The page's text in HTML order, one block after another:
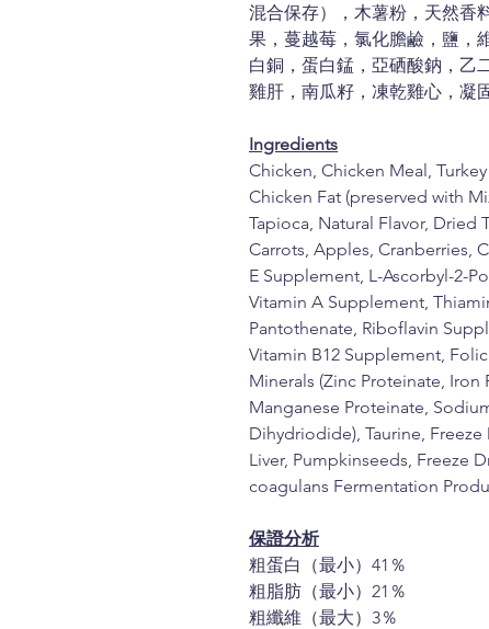
混合保存），木薯粉，天然香
果，蔓越莓，氯化膽鹼，鹽，
白銅，蛋白錳，亞硒酸鈉，乙
雞肝，南瓜籽，凍乾雞心，凝
Ingredients
Chicken, Chicken Meal,
Chicken Fat (preserved with
Tapioca, Natural Flavor,
Carrots, Apples, Cranberries,
E Supplement, L-Ascorbyl-2-
Vitamin A Supplement,
Pantothenate, Riboflavin
Vitamin B12 Supplement,
Minerals (Zinc Proteinate,
Manganese Proteinate,
Dihydriodide), Taurine,
Liver, Pumpkinseeds, Freeze
coagulans Fermentation
保證分析
粗蛋白（最小）41％
粗脂肪（最小）21％
粗纖維（最大）3％